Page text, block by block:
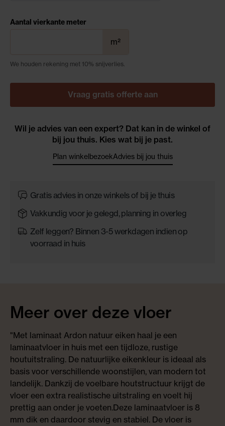
Aantal vierkante meter
m²
We houden rekening met 10% snijverlies.
Vraag gratis offerte aan
Wil je advies van een expert? Dat kan in de winkel of
bij jou thuis. Kies wat bij je past.
Plan winkelbezoekAdvies bij jou thuis
Gratis advies in onze winkels of bij je thuis
Vakkundig voor je gelegd, planning in overleg
Zelf leggen? Binnen 3-5 werkdagen indien op
voorraad in huis
Meer over deze vloer
"Met laminaat Ardon natuur eiken haal je een
laminaatvloer in huis met een tijdloze, rustige
houtuitstraling. De natuurlijke eikenkleur is ideaal als
basis voor verschillende woonstijlen, van modern tot
landelijk. Dankzij de voelbare houtstructuur krijgt de
vloer een extra realistische uitstraling en voelt hij
prettig aan onder je voeten.Deze laminaatvloer is 8
mm dik en daardoor stevig en stabiel. De vloer is